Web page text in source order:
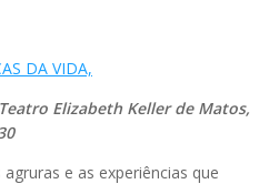
DA VIDA,
Elizabeth Keller de Matos,
e as experiências que